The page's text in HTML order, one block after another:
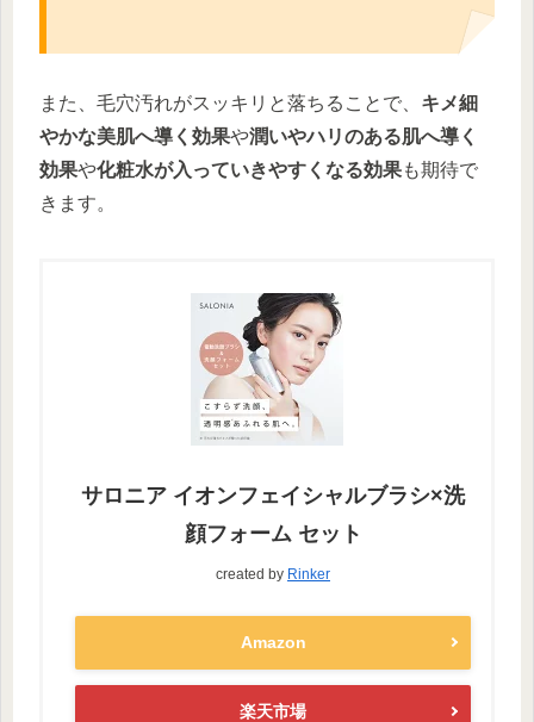
また、毛穴汚れがスッキリと落ちることで、 キメ細
やかな美肌へ導く効果や潤いやハリのある肌へ導く
効果や化粧水が入っていきやすくなる効果も期待で
きます。
サロニア イオンフェイシャルブラシ×洗
顔フォーム セット
created by Rinker
Amazon
楽天市場